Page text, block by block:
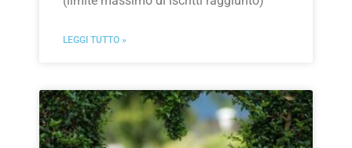
LEGGI TUTTO »